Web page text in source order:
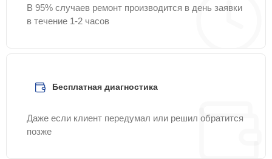
В 95% случаев ремонт производится в день заявки
в течение 1-2 часов
Бесплатная диагностика
Даже если клиент передумал или решил обратится
позже